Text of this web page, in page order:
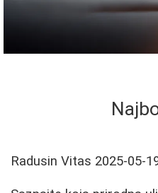
Radusin Vitas 2025-05-